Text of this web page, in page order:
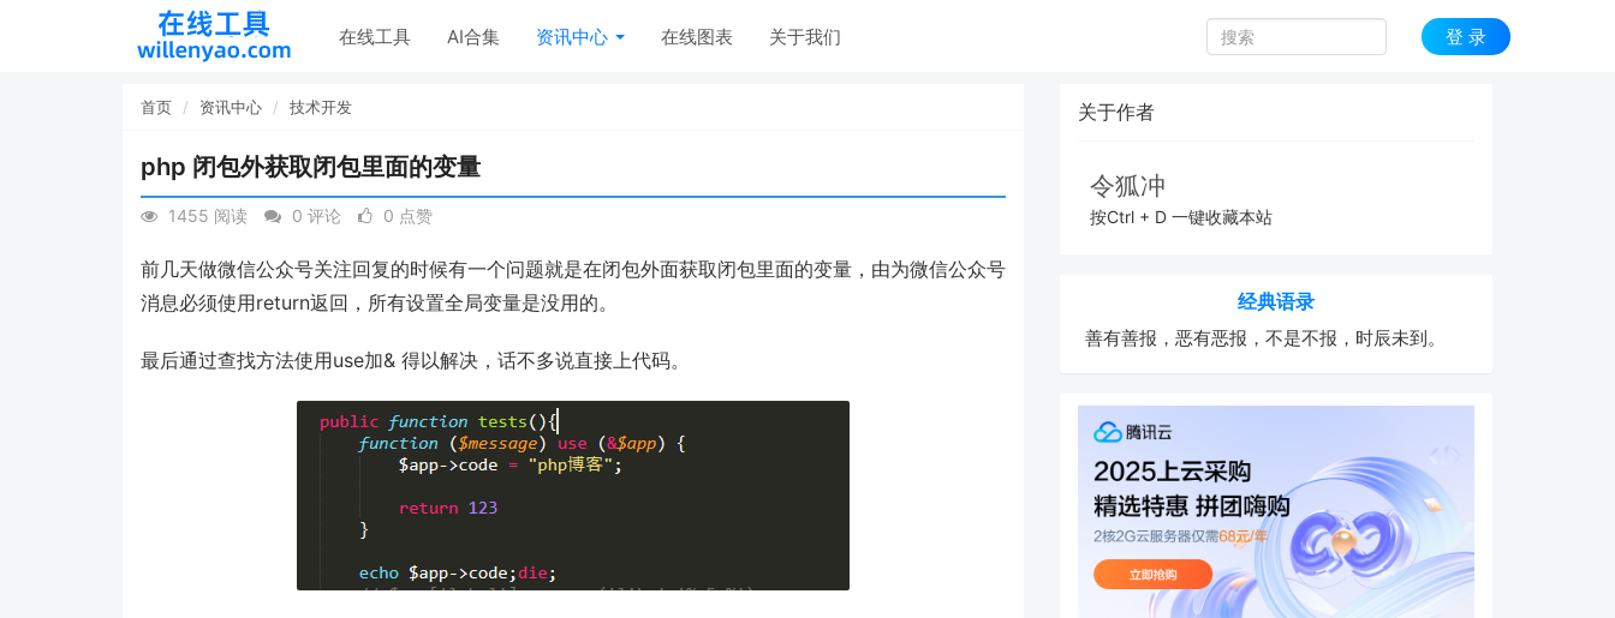
登 录
在线工具 AI合集 资讯中心 在线图表 关于我们
首页 资讯中心 技术开发
php 闭包外获取闭包里面的变量
1455 阅读 0 评论 0 点赞
前几天做微信公众号关注回复的时候有一个问题就是在闭包外面获取闭包里面的变量，由为微信公众号
消息必须使用return返回，所有设置全局变量是没用的。
最后通过查找方法使用use加& 得以解决，话不多说直接上代码。
关于作者
令狐冲
按Ctrl + D 一键收藏本站
经典语录
善有善报，恶有恶报，不是不报，时辰未到。